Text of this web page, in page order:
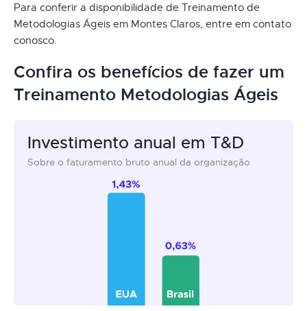
Para conferir a disponibilidade de Treinamento de
Metodologias Ágeis em Montes Claros, entre em contato
conosco.
Confira os benefícios de fazer um
Treinamento Metodologias Ágeis
Investimento anual em T&D
Sobre o faturamento bruto anual da organização